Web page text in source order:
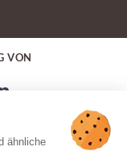
ähnliche
VON